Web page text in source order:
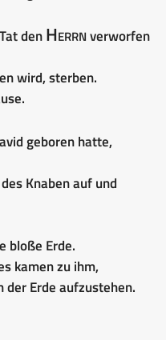
denHerrnverworfen
wird, sterben.
geboren hatte,
Knaben auf und
bloße Erde.
kamen zu ihm,
der Erde aufzustehen.